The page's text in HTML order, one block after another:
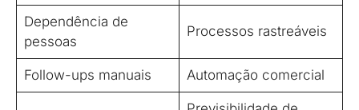
Dependência de
pessoas
Processos rastreáveis
Follow-ups manuais Automação comercial